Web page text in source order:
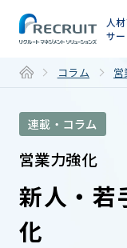
人
サ
コラム
連載・コラム
営業力強化
新人・若
化